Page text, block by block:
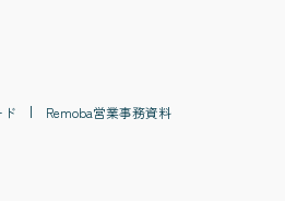
Remoba営業事務資料